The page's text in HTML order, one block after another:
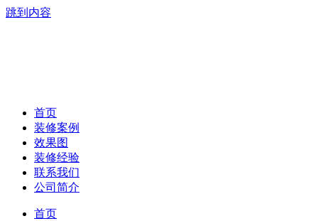
跳到内容
首页
装修案例
效果图
装修经验
联系我们
公司简介
首页